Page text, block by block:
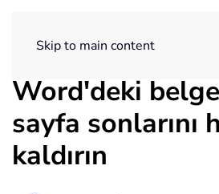
Skip to main content
Word'deki
sayfa sonlarını
kaldırın